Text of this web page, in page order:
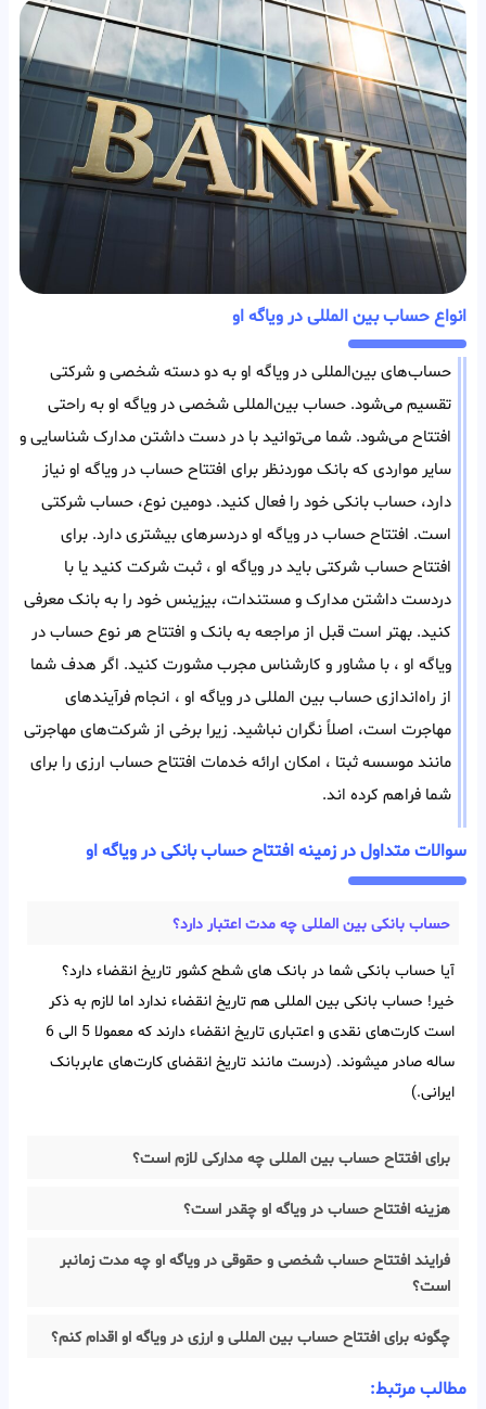
انواع حساب بین المللی در ویاگه او
حساب‌های بین‌المللی در ویاگه او به دو دسته شخصی و شرکتی
تقسیم می‌شود. حساب بین‌المللی شخصی در ویاگه او به راحتی
افتتاح می‌شود. شما می‌توانید با در دست داشتن مدارک شناسایی و
سایر مواردی که بانک مورد‌نظر برای افتتاح حساب در ویاگه او نیاز
دارد، حساب بانکی خود را فعال کنید. دومین نوع، حساب شرکتی
است. افتتاح حساب در ویاگه او دردسر‌های بیشتری دارد. برای
افتتاح حساب شرکتی باید در ویاگه او ، ثبت شرکت کنید یا با
در‌دست داشتن مدارک و مستندات، بیزینس خود را به بانک معرفی
کنید. بهتر است قبل از مراجعه به بانک و افتتاح هر‌ نوع حساب در
ویاگه او ، با مشاور و کارشناس مجرب مشورت کنید. اگر هدف شما
از راه‌اندازی حساب بین المللی در ویاگه او ، انجام فرآیند‌های
مهاجرت است، اصلاً نگران نباشید. زیرا برخی از شرکت‌های مهاجرتی
مانند موسسه ثبتا ، امکان ارائه خدمات افتتاح حساب ارزی را برای
شما فراهم کرده اند.
سوالات متداول در زمینه افتتاح حساب بانکی در ویاگه او
حساب بانکی بین‌ المللی چه مدت اعتبار دارد؟
آیا حساب بانکی شما در بانک های شطح کشور تاریخ انقضاء دارد؟
خیر! حساب بانکی بین‌ المللی هم تاریخ انقضاء ندارد اما لازم به ذکر
است کارت‌های نقدی و اعتباری تاریخ انقضاء دارند که معمولا 5 الی 6
ساله صادر میشوند. (درست مانند تاریخ انقضای کارت‌های عابربانک
ایرانی.)
برای افتتاح حساب بین المللی چه مدارکی لازم است؟
هزینه افتتاح حساب در ویاگه او چقدر است؟
فرایند افتتاح حساب شخصی و حقوقی در ویاگه او چه مدت زمانبر
است؟
چگونه برای افتتاح حساب بین المللی و ارزی در ویاگه او اقدام کنم؟
مطالب مرتبط: